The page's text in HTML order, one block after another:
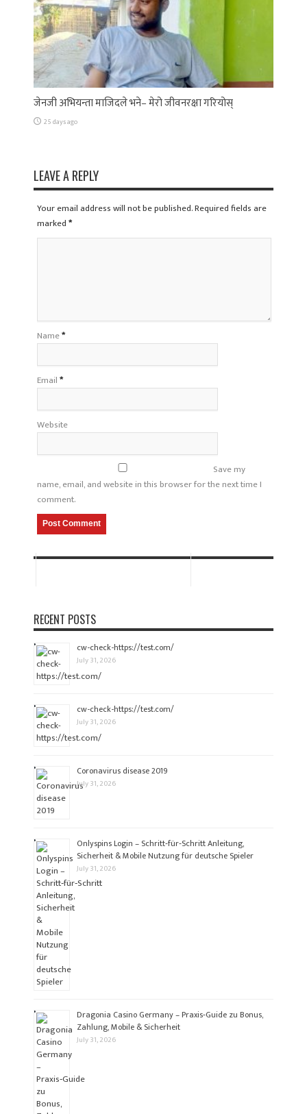
जेनजी अभियन्ता माजिदले भने– मेरो जीवनरक्षा गरियोस्
25 days ago
LEAVE A REPLY
Your email address will not be published. Required fields are
marked*
Name*
Email*
Website
Save my
name, email, and website in this browser for the next time I
comment.
RECENT POSTS
cw-check-https://test.com/
July 31, 2026
cw-check-https://test.com/
July 31, 2026
Coronavirus disease 2019
July 31, 2026
Onlyspins Login – Schritt‑für‑Schritt Anleitung,
Sicherheit & Mobile Nutzung für deutsche Spieler
July 31, 2026
Dragonia Casino Germany – Praxis‑Guide zu Bonus,
Zahlung, Mobile & Sicherheit
July 31, 2026